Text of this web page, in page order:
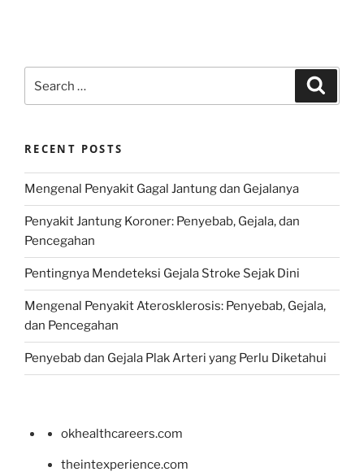
for:
RECENT POSTS
Mengenal Penyakit Gagal Jantung dan Gejalanya
Penyakit Jantung Koroner: Penyebab, Gejala, dan
Pencegahan
Pentingnya Mendeteksi Gejala Stroke Sejak Dini
Mengenal Penyakit Aterosklerosis: Penyebab, Gejala,
dan Pencegahan
Penyebab dan Gejala Plak Arteri yang Perlu Diketahui
okhealthcareers.com
theintexperience.com